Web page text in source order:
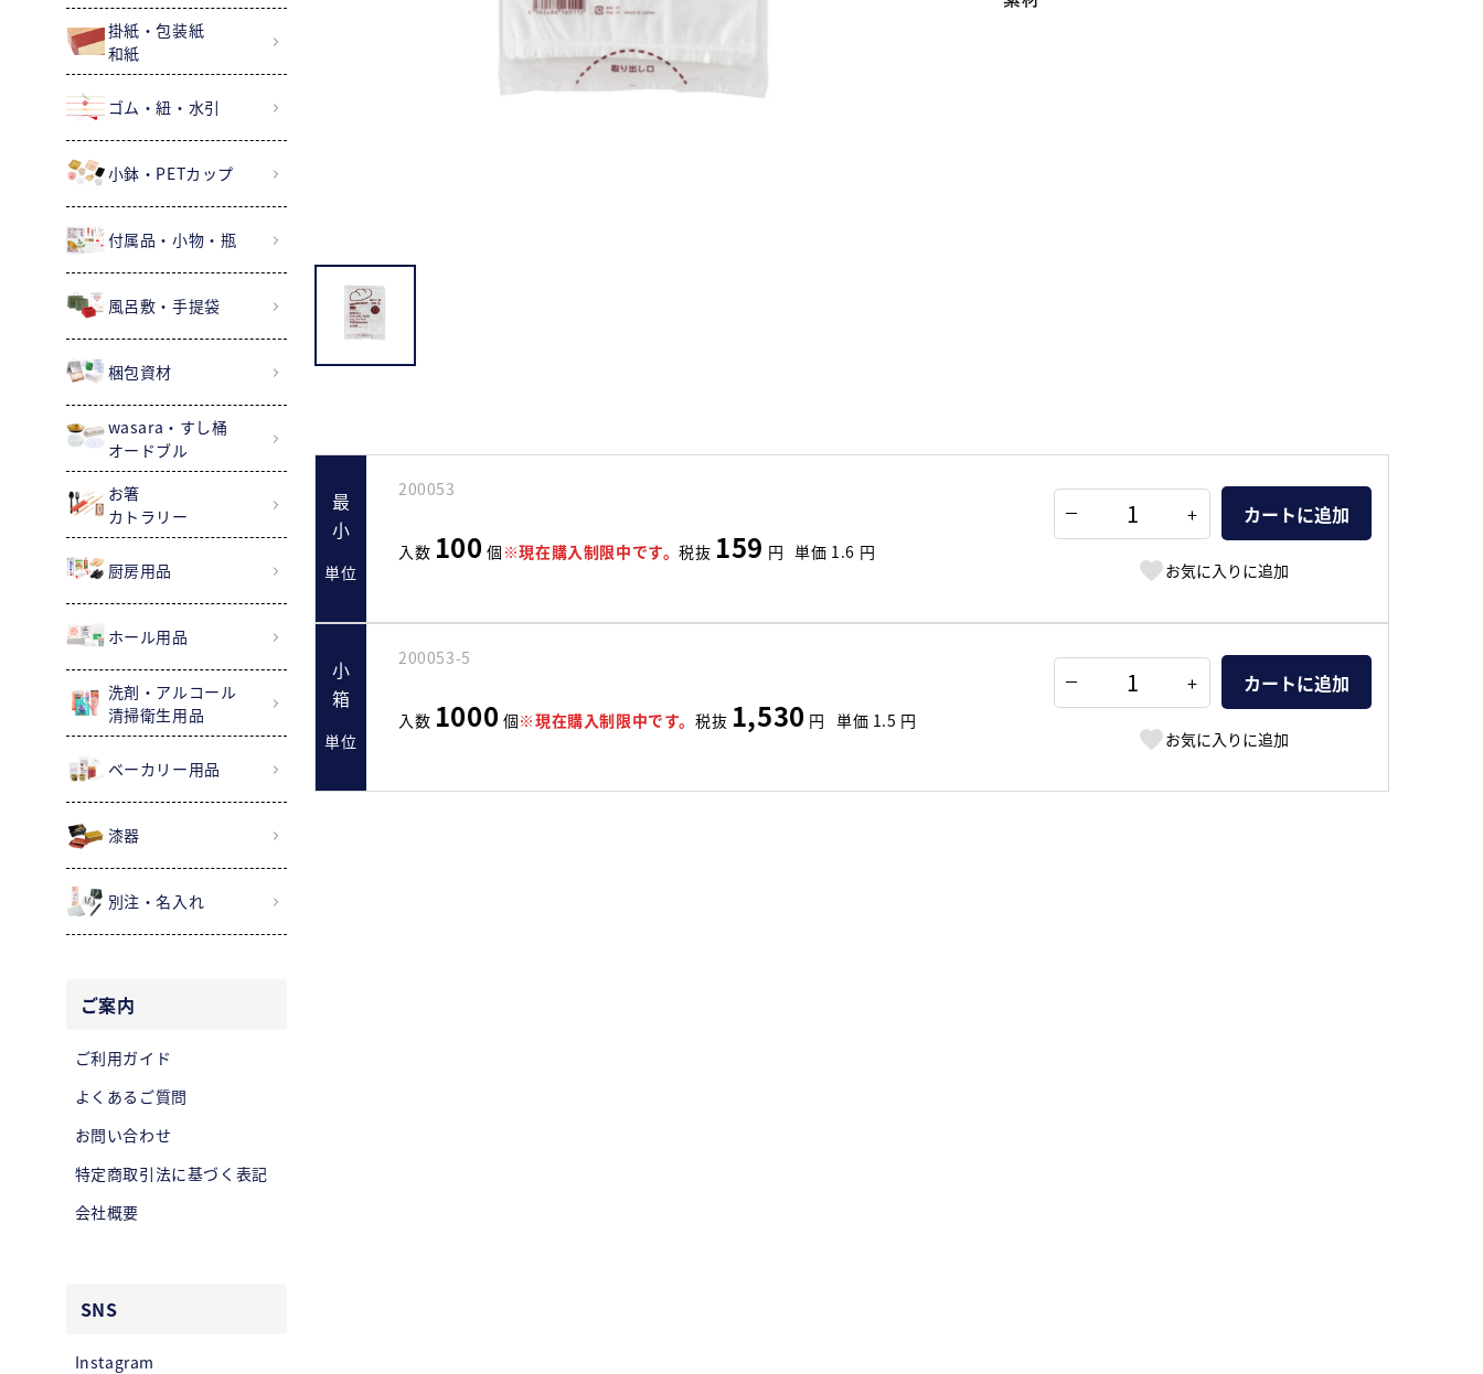
掛紙・包装紙
和紙
ゴム・紐・水引
小鉢・PETカップ
付属品・小物・瓶
風呂敷・手提袋
梱包資材
wasara・すし桶
オードブル
お箸
カトラリー
厨房用品
ホール用品
洗剤・アルコール
清掃衛生用品
ベーカリー用品
漆器
別注・名入れ
ご案内
ご利用ガイド
よくあるご質問
お問い合わせ
特定商取引法に基づく表記
会社概要
SNS
Instagram
最小
単位
200053
入数 100 個 ※現在購入制限中です。税抜 159 円 単価 1.6 円
+ カートに追加
お気に入りに追加
小箱
単位
200053-5
入数 1000 個※現在購入制限中です。税抜 1,530 円 単価 1.5 円
+ カートに追加
お気に入りに追加